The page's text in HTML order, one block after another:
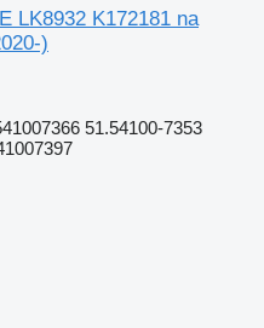
LK8932 K172181 na
)
51.54100-7353